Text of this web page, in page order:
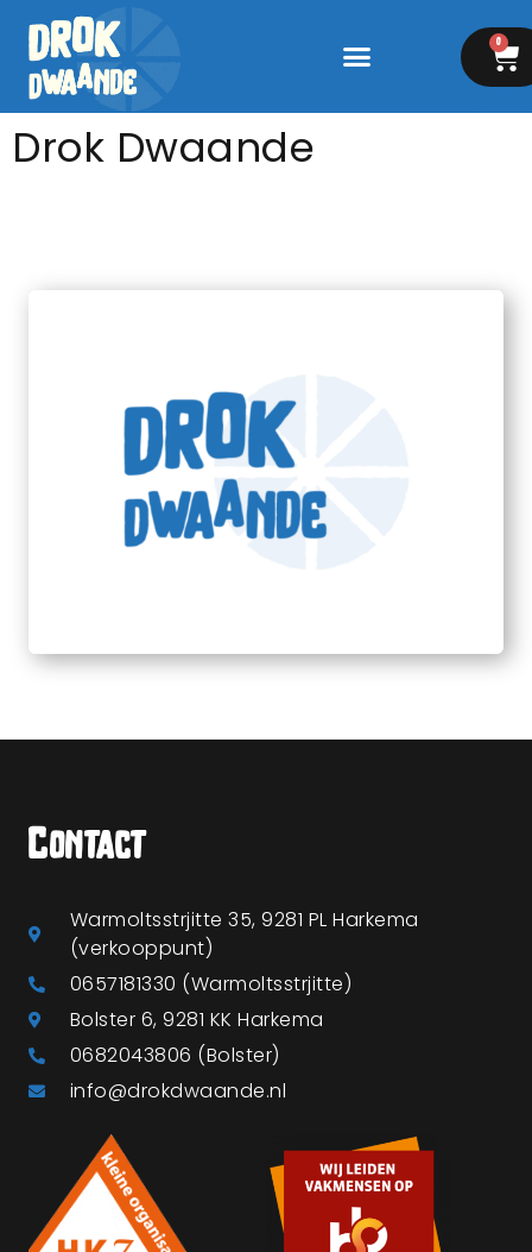
0
Drok Dwaande
Contact
Warmoltsstrjitte 35, 9281 PL Harkema
(verkooppunt)
0657181330 (Warmoltsstrjitte)
Bolster 6, 9281 KK Harkema
0682043806 (Bolster)
info@drokdwaande.nl